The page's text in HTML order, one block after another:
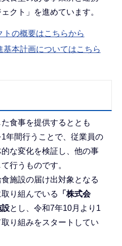
クト」を進めています。
トの概要はこちらから
基本計画についてはこちら
食事を提供するととも
年間行うことで、従業員の
な変化を検証し、他の事
行うものです。
施設の届け出対象となる
り組んでいる 「株式会
とし、令和7年10月より1
り組みをスタートしてい